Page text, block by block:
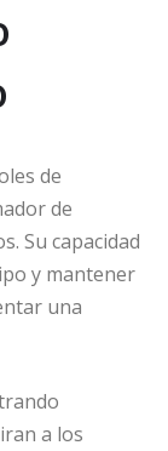
de
de
Su capacidad
y mantener
una
a los